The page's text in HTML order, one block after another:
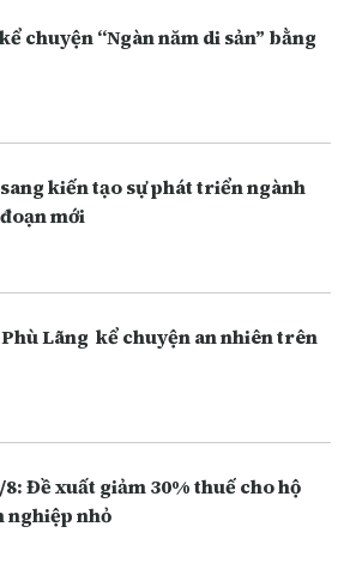
chuyện “Ngàn năm di sản” bằng
kiến tạo sự phát triển ngành
mới
Lãng kể chuyện an nhiên trên
Đề xuất giảm 30% thuế cho hộ
nghiệp nhỏ